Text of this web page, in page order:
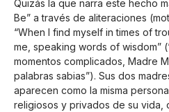
Quizás la que narra este hecho
Be” a través de aliteraciones
“When I find myself in times of
me, speaking words of wisdom”
momentos complicados, Madre
palabras sabias”). Sus dos
aparecen como la misma
religiosos y privados de su vida,